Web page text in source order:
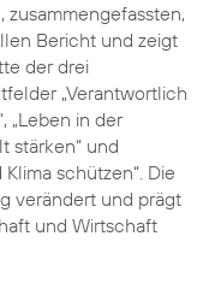
zusammengefassten,
Bericht und zeigt
der drei
„Verantwortlich
„Leben in der
stärken“ und
schützen“. Die
verändert und prägt
und Wirtschaft